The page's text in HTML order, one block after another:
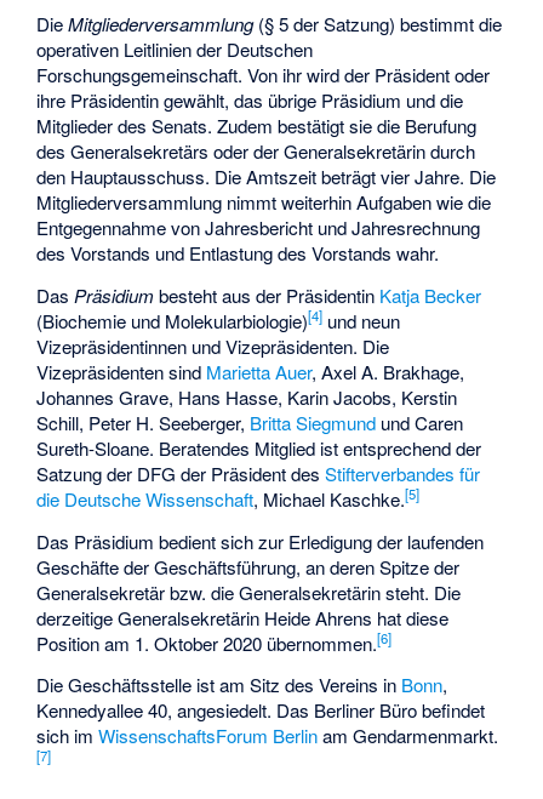
DieMitgliederversammlung(§ 5 der Satzung) bestimmt die
operativen Leitlinien der Deutschen
Forschungsgemeinschaft. Von ihr wird der Präsident oder
ihre Präsidentin gewählt, das übrige Präsidium und die
Mitglieder des Senats. Zudem bestätigt sie die Berufung
des Generalsekretärs oder der Generalsekretärin durch
den Hauptausschuss. Die Amtszeit beträgt vier Jahre. Die
Mitgliederversammlung nimmt weiterhin Aufgaben wie die
Entgegennahme von Jahresbericht und Jahresrechnung
des Vorstands und Entlastung des Vorstands wahr.
Das Präsidium besteht aus der Präsidentin Katja Becker
(Biochemie und Molekularbiologie)[4] und neun
Vizepräsidentinnen und Vizepräsidenten. Die
Vizepräsidenten sind Marietta Auer,Axel A. Brakhage,
Johannes Grave, Hans Hasse, Karin Jacobs, Kerstin
Schill, Peter H. Seeberger, Britta Siegmund undCaren
Sureth-Sloane. Beratendes Mitglied ist entsprechend der
Satzung der DFG der Präsident desStifterverbandes für
die Deutsche Wissenschaft, Michael Kaschke.[5]
Das Präsidium bedient sich zur Erledigung der laufenden
Geschäfte der Geschäftsführung, an deren Spitze der
Generalsekretär bzw. die Generalsekretärin steht. Die
derzeitige Generalsekretärin Heide Ahrens hat diese
Position am 1. Oktober 2020 übernommen.[6]
Die Geschäftsstelle ist am Sitz des Vereins in Bonn,
Kennedyallee 40, angesiedelt. Das Berliner Büro befindet
sich imWissenschaftsForum Berlinam Gendarmenmarkt.
[7]